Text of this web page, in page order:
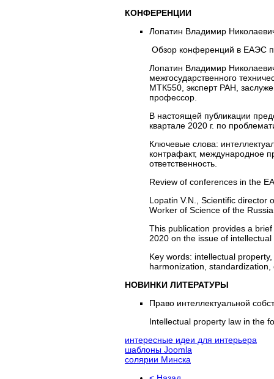
КОНФЕРЕНЦИИ
Лопатин Владимир
Обзор конференций в ЕАЭС
Лопатин Владимир
межгосударственного
МТК550, эксперт РАН,
профессор.
В настоящей публикации
квартале 2020 г. по
Ключевые слова:
контрафакт, международное
ответственность.
Review of conferences in the
Lopatin V.N., Scientific director
Worker of Science of the
This publication provides a
2020 on the issue of intellectual
Key words: intellectual
harmonization,
НОВИНКИ ЛИТЕРАТУРЫ
Право интеллектуальной
Intellectual property law in the
интересные идеи для интерьера
шаблоны Joomla
солярии Минска